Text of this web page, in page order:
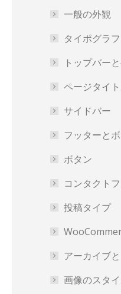
一般の外観
タイポグラ
トップバー
ページタイ
サイドバー
フッターと
ボタン
コンタクト
投稿タイプ
アーカイブ
画像のスタ